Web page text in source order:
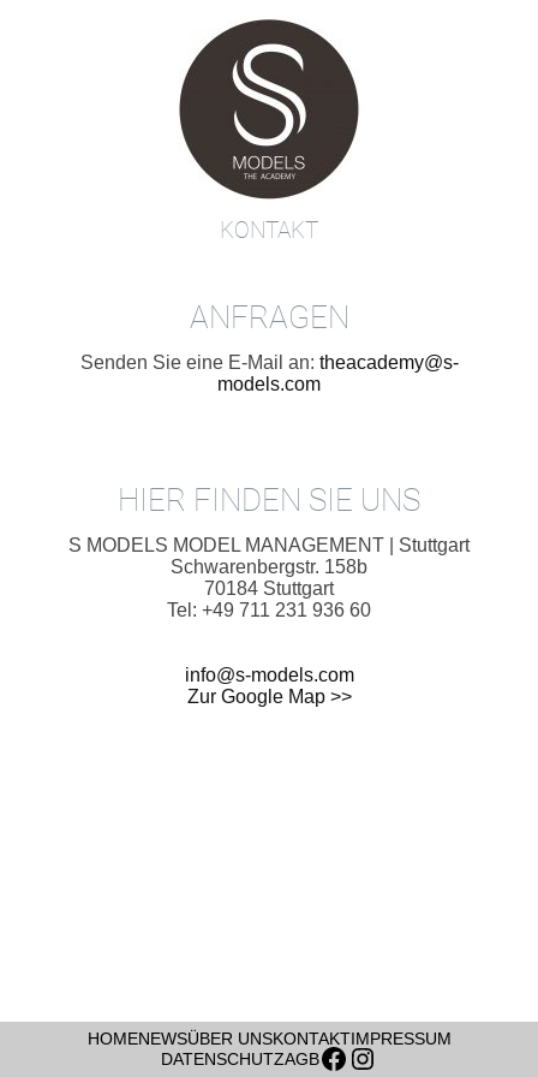
KONTAKT
ANFRAGEN
Senden Sie eine E-Mail an: theacademy@s-
models.com
HIER FINDEN SIE UNS
S MODELS MODEL MANAGEMENT | Stuttgart
Schwarenbergstr. 158b
70184 Stuttgart
Tel: +49 711 231 936 60
info@s-models.com
Zur Google Map >>
HOMENEWSÜBER UNSKONTAKTIMPRESSUM
DATENSCHUTZAGBFacebook
Instagram